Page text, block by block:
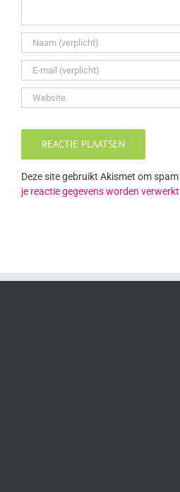
Deze site gebruikt Akismet om
je reactie gegevens worden verwerkt